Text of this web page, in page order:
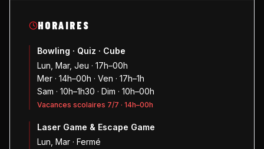
HORAIRES
Bowling · Quiz · Cube
Lun, Mar, Jeu · 17h–00h
Mer · 14h–00h · Ven · 17h–1h
Sam · 10h–1h30 · Dim · 10h–00h
Vacances scolaires 7/7 · 14h–00h
Laser Game & Escape Game
Lun, Mar · Fermé